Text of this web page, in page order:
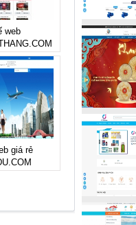
web
giá rẻ